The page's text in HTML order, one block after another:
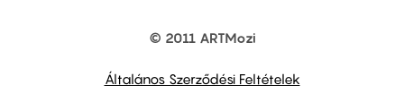
© 2011 ARTMozi
Általános Szerződési Feltételek